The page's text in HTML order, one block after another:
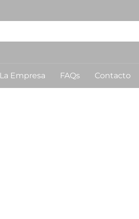
La Empresa FAQs Contacto